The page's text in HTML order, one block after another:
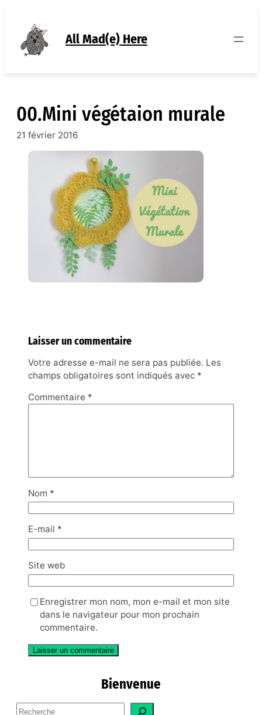
contenu
All Mad(e) Here
00.Mini végétaion murale
21 février 2016
Laisser un commentaire
Votre adresse e-mail ne sera pas publiée. Les
champs obligatoires sont indiqués avec *
Commentaire *
Nom *
E-mail *
Site web
Enregistrer mon nom, mon e-mail et mon site
dans le navigateur pour mon prochain
commentaire.
Bienvenue
S